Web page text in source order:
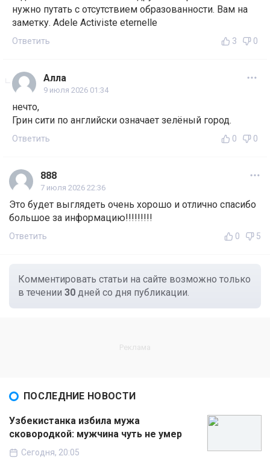
нужно путать с отсутствием образованности. Вам на
заметку. Adele Activiste eternelle
Ответить 3 0
Алла
9 июля 2026 01:34
нечто,
Грин сити по английски означает зелёный город.
Ответить 0 0
888
7 июля 2026 22:36
Это будет выглядеть очень хорошо и отлично спасибо
большое за информацию!!!!!!!!!
Ответить 0 5
Комментировать статьи на сайте возможно только
в течении 30 дней со дня публикации.
ПОСЛЕДНИЕ НОВОСТИ
Узбекистанка избила мужа
сковородкой: мужчина чуть не умер
Сегодня, 20:05